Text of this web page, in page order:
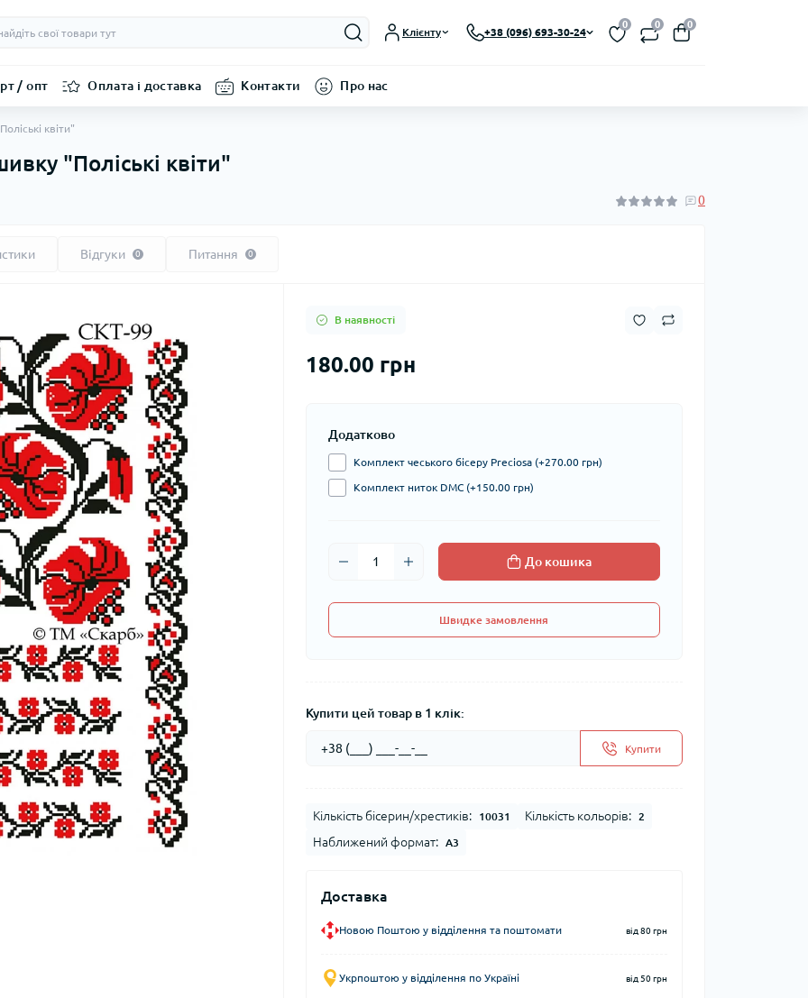
Клієнту +38 (096) 693-30-24
0 0 0
/ опт Оплата і доставка Контакти Про нас
квіти"
"Поліські квіти"
0
Відгуки 0 Питання 0
В наявності
180.00 грн
Додатково
Комплект чеського бісеру Preciosa (+270.00 грн)
Комплект ниток DMC (+150.00 грн)
До кошика
Швидке замовлення
Купити цей товар в 1 клік:
Купити
Кількість бісерин/хрестиків: 10031 Кількість кольорів: 2
Наближений формат: А3
Доставка
Новою Поштою у відділення та поштомати від 80 грн
Укрпоштою у відділення по Україні від 50 грн